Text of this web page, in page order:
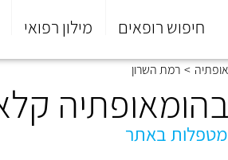
חיפוש רופאים מילון רפואי
סוף
התפריט
> רמת השרון